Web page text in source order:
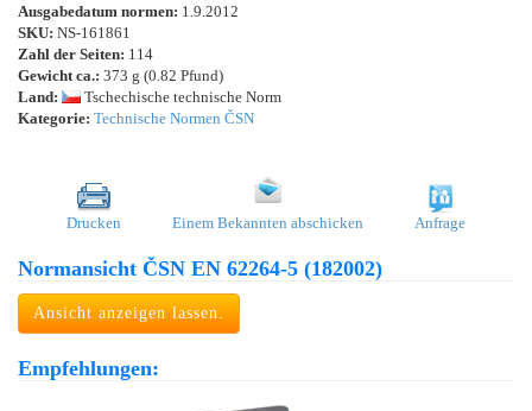
Ausgabedatum normen: 1.9.2012
SKU: NS-161861
Zahl der Seiten: 114
Gewicht ca.: 373 g (0.82 Pfund)
Land:
Tschechische technische Norm
Kategorie: Technische Normen ČSN
Drucken Einem Bekannten abschicken Anfrage
Normansicht ČSN EN 62264-5 (182002)
Ansicht anzeigen lassen.
Empfehlungen: